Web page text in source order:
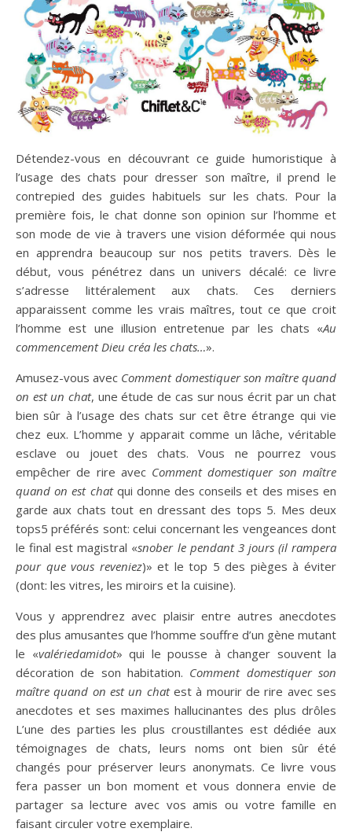
Détendez-vous en découvrant ce guide humoristique à
l’usage des chats pour dresser son maître, il prend le
contrepied des guides habituels sur les chats. Pour la
première fois, le chat donne son opinion sur l’homme et
son mode de vie à travers une vision déformée qui nous
en apprendra beaucoup sur nos petits travers. Dès le
début, vous pénétrez dans un univers décalé: ce livre
s’adresse littéralement aux chats. Ces derniers
apparaissent comme les vrais maîtres, tout ce que croit
l’homme est une illusion entretenue par les chats «Au
commencement Dieu créa les chats…».
Amusez-vous avec Comment domestiquer son maître quand
on est un chat, une étude de cas sur nous écrit par un chat
bien sûr à l’usage des chats sur cet être étrange qui vie
chez eux. L’homme y apparait comme un lâche, véritable
esclave ou jouet des chats. Vous ne pourrez vous
empêcher de rire avec Comment domestiquer son maître
quand on est chat qui donne des conseils et des mises en
garde aux chats tout en dressant des tops 5. Mes deux
tops5 préférés sont: celui concernant les vengeances dont
le final est magistral «snober le pendant 3 jours (il rampera
pour que vous reveniez)» et le top 5 des pièges à éviter
(dont: les vitres, les miroirs et la cuisine).
Vous y apprendrez avec plaisir entre autres anecdotes
des plus amusantes que l’homme souffre d’un gène mutant
le «valériedamidot» qui le pousse à changer souvent la
décoration de son habitation. Comment domestiquer son
maître quand on est un chatest à mourir de rire avec ses
anecdotes et ses maximes hallucinantes des plus drôles
L’une des parties les plus croustillantes est dédiée aux
témoignages de chats, leurs noms ont bien sûr été
changés pour préserver leurs anonymats. Ce livre vous
fera passer un bon moment et vous donnera envie de
partager sa lecture avec vos amis ou votre famille en
faisant circuler votre exemplaire.